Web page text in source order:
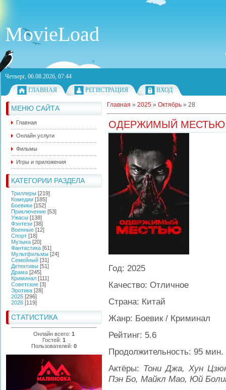
MovieLoad
Четверг, 06.08.2026, 07:44
ГЛАВНАЯ
РЕГИСТРАЦИЯ ВХОД
МЕНЮ САЙТА
Главная
Онлайн услуги
Фильмы
Игры и приложения
КАТЕГОРИИ РАЗДЕЛА
Триллеры [219]
Комедии [185]
Боевики [152]
Приключение [53]
Ужасы [138]
Фэнтези [38]
Военные [12]
Спорт [18]
Музыка [20]
Фантастика [61]
Мультфильмы [24]
Семейный [31]
Детективы [51]
Драма [245]
Криминал [111]
Советские [3]
Эротика [28]
2025 [296]
2026 [119]
СТАТИСТИКА
Онлайн всего: 1
Гостей: 1
Пользователей: 0
Главная » 2025 » Октябрь » 28
ОДЕРЖИМЫЙ МЕСТЬЮ
Год: 2025
Качество: Отличное
Страна: Китай
Жанр: Боевик / Криминал
Рейтинг: 5.6
Продолжительность: 95 мин.
Актёры: Тони Джа, Хун
Пэн Бо, Майкл Мао, Юй